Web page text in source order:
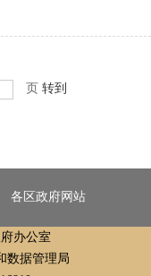
页 转到
各区政府网站
办公室
数据管理局